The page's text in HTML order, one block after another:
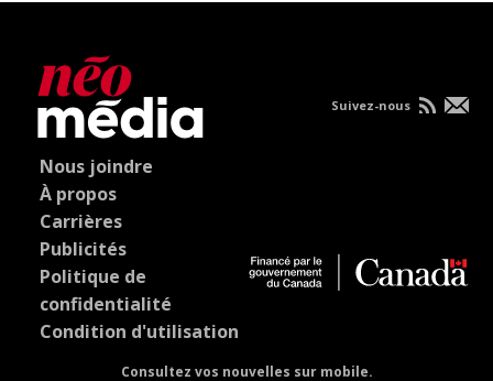
Nous joindre
À propos
Carrières
Publicités
Politique de
confidentialité
Condition d'utilisation
Consultez vos nouvelles sur mobile.
Suivez-nous